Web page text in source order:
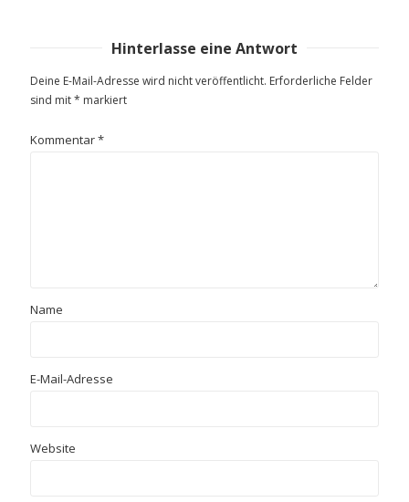
Hinterlasse eine Antwort
Deine E-Mail-Adresse wird nicht veröffentlicht. Erforderliche Felder
sind mit* markiert
Kommentar*
Name
E-Mail-Adresse
Website